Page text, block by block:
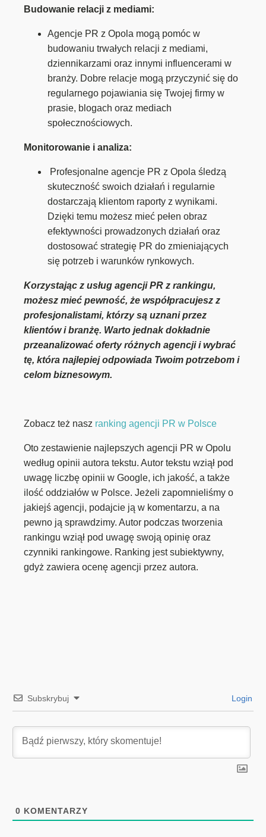
Budowanie relacji z mediami:
Agencje PR z Opola mogą pomóc w
budowaniu trwałych relacji z mediami,
dziennikarzami oraz innymi influencerami w
branży. Dobre relacje mogą przyczynić się do
regularnego pojawiania się Twojej firmy w
prasie, blogach oraz mediach
społecznościowych.
Monitorowanie i analiza:
Profesjonalne agencje PR z Opola śledzą
skuteczność swoich działań i regularnie
dostarczają klientom raporty z wynikami.
Dzięki temu możesz mieć pełen obraz
efektywności prowadzonych działań oraz
dostosować strategię PR do zmieniających
się potrzeb i warunków rynkowych.
Korzystając z usług agencji PR z rankingu,
możesz mieć pewność, że współpracujesz z
profesjonalistami, którzy są uznani przez
klientów i branżę. Warto jednak dokładnie
przeanalizować oferty różnych agencji i wybrać
tę, która najlepiej odpowiada Twoim potrzebom i
celom biznesowym.
Zobacz też nasz ranking agencji PR w Polsce
Oto zestawienie najlepszych agencji PR w Opolu
według opinii autora tekstu. Autor tekstu wziął pod
uwagę liczbę opinii w Google, ich jakość, a także
ilość oddziałów w Polsce. Jeżeli zapomnieliśmy o
jakiejś agencji, podajcie ją w komentarzu, a na
pewno ją sprawdzimy. Autor podczas tworzenia
rankingu wziął pod uwagę swoją opinię oraz
czynniki rankingowe. Ranking jest subiektywny,
gdyż zawiera ocenę agencji przez autora.
Subskrybuj Login
0 KOMENTARZY